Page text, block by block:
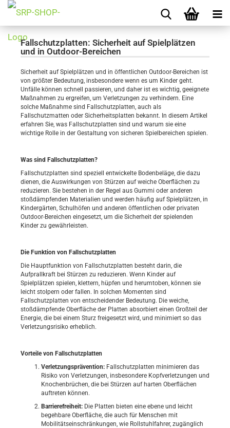
Fallschutzplatten: Sicherheit auf Spielplätzen
und in Outdoor-Bereichen
Sicherheit auf Spielplätzen und in öffentlichen Outdoor-Bereichen ist
von größter Bedeutung, insbesondere wenn es um Kinder geht.
Unfälle können schnell passieren, und daher ist es wichtig, geeignete
Maßnahmen zu ergreifen, um Verletzungen zu verhindern. Eine
solche Maßnahme sind Fallschutzplatten, auch als
Fallschutzmatten oder Sicherheitsplatten bekannt. In diesem Artikel
erfahren Sie, was Fallschutzplatten sind und warum sie eine
wichtige Rolle in der Gestaltung von sicheren Spielbereichen spielen.
Was sind Fallschutzplatten?
Fallschutzplatten sind speziell entwickelte Bodenbeläge, die dazu
dienen, die Auswirkungen von Stürzen auf weiche Oberflächen zu
reduzieren. Sie bestehen in der Regel aus Gummi oder anderen
stoßdämpfenden Materialien und werden häufig auf Spielplätzen, in
Kindergärten, Schulhöfen und anderen öffentlichen oder privaten
Outdoor-Bereichen eingesetzt, um die Sicherheit der spielenden
Kinder zu gewährleisten.
Die Funktion von Fallschutzplatten
Die Hauptfunktion von Fallschutzplatten besteht darin, die
Aufprallkraft bei Stürzen zu reduzieren. Wenn Kinder auf
Spielplätzen spielen, klettern, hüpfen und herumtoben, können sie
leicht stolpern oder fallen. In solchen Momenten sind
Fallschutzplatten von entscheidender Bedeutung. Die weiche,
stoßdämpfende Oberfläche der Platten absorbiert einen Großteil der
Energie, die bei einem Sturz freigesetzt wird, und minimiert so das
Verletzungsrisiko erheblich.
Vorteile von Fallschutzplatten
Verletzungsprävention: Fallschutzplatten minimieren das
Risiko von Verletzungen, insbesondere Kopfverletzungen und
Knochenbrüchen, die bei Stürzen auf harten Oberflächen
auftreten können.
Barrierefreiheit: Die Platten bieten eine ebene und leicht
begehbare Oberfläche, die auch für Menschen mit
Mobilitätseinschränkungen, wie Rollstuhlfahrer, zugänglich